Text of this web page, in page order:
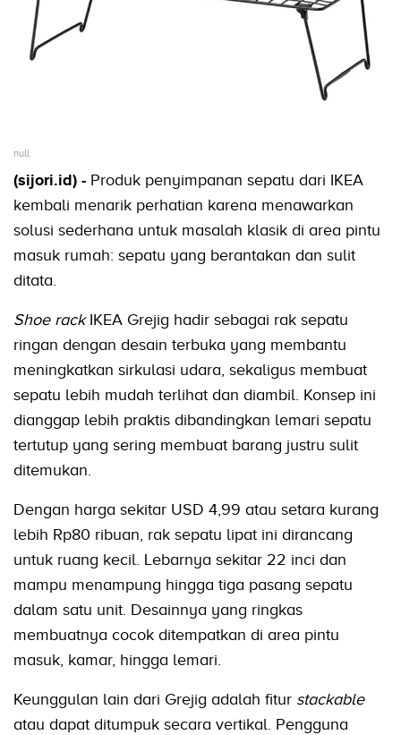
null
(sijori.id) - Produk penyimpanan sepatu dari IKEA
kembali menarik perhatian karena menawarkan
solusi sederhana untuk masalah klasik di area pintu
masuk rumah: sepatu yang berantakan dan sulit
ditata.
Shoe rackIKEA Grejig hadir sebagai rak sepatu
ringan dengan desain terbuka yang membantu
meningkatkan sirkulasi udara, sekaligus membuat
sepatu lebih mudah terlihat dan diambil. Konsep ini
dianggap lebih praktis dibandingkan lemari sepatu
tertutup yang sering membuat barang justru sulit
ditemukan.
Dengan harga sekitar USD 4,99 atau setara kurang
lebih Rp80 ribuan, rak sepatu lipat ini dirancang
untuk ruang kecil. Lebarnya sekitar 22 inci dan
mampu menampung hingga tiga pasang sepatu
dalam satu unit. Desainnya yang ringkas
membuatnya cocok ditempatkan di area pintu
masuk, kamar, hingga lemari.
Keunggulan lain dari Grejig adalah fitur stackable
atau dapat ditumpuk secara vertikal. Pengguna